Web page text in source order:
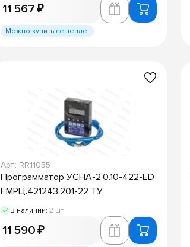
11 567 ₽
Можно купить дешевле!
Арт.: RR11055
Программатор УСНА-2.0.10-422-ED
ЕМРЦ.421243.201-22 ТУ
В наличии: 2 шт
11 590 ₽